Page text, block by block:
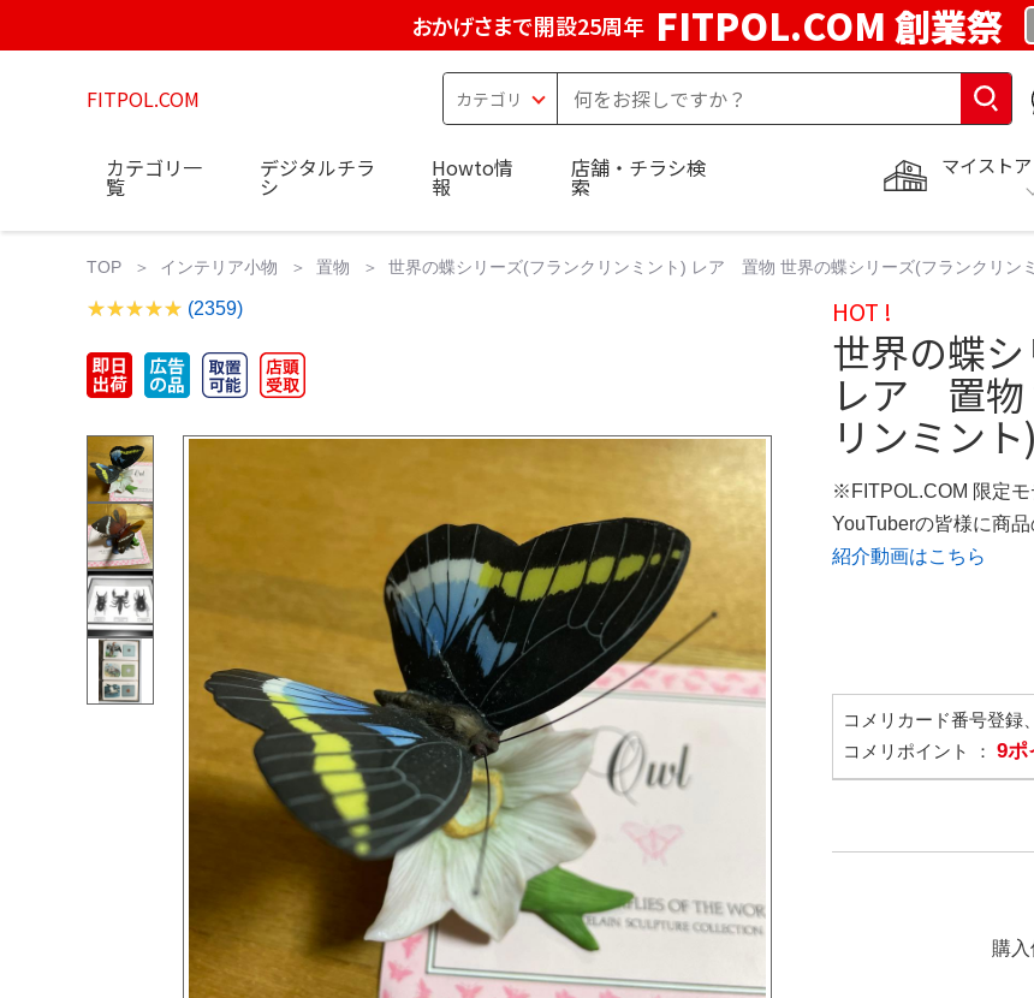
おかげさまで開設25周年 FITPOL.COM 創業祭
FITPOL.COM
マイストア
カテゴリ一
覧
デジタルチラ
シ
Howto情
報
店舗・チラシ検
索
TOP インテリア小物 置物 世界の蝶シリーズ(フランクリンミント) レア 置物 世界の蝶シリーズ(フランクリン
(2359) HOT !
世界の蝶
レア 置物
リンミン
※FITPOL.COM 限定モ
YouTuberの皆様に商
紹介動画はこちら
コメリカード番号登録
コメリポイント ： 9ポ
購